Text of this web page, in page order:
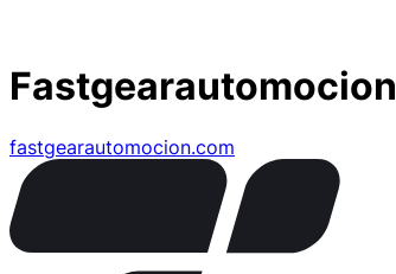
Fastgearautomocion
fastgearautomocion.com